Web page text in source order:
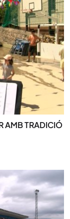
AMB TRADICIÓ